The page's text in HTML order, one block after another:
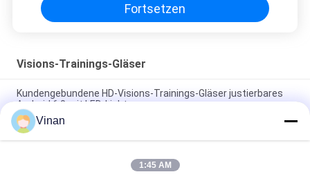
Fortsetzen
Visions-Trainings-Gläser
Kundengebundene HD-Visions-Trainings-Gläser justierbares
Android 6,0 mit LED-Licht
Intelligente Visions-Trainings-Gläser, Videokamera-Gläser der
hohen Auflösung für Augen-ärztliche Behandlung
13MP Vision Training Glasses HD, normale Visions-Leute-
Vinan
1:45 AM